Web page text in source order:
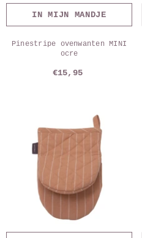
IN MIJN MANDJE
Pinestripe ovenwanten MINI
ocre
€15,95